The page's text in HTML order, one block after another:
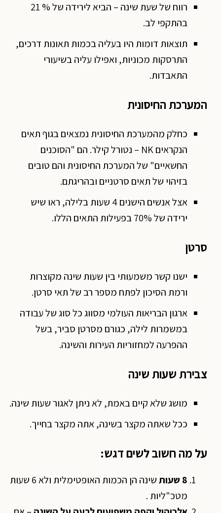
רווח של שעת שינה – הביא לירידה של % 21
בהתקפי לב.
תוצאות דומות היו בעליה בכמות תאונות דרכים,
התרסקות מכוניות, ואפילו עליה בשיעורי
התאבדות.
המערכת החיסונית
כחלק מהמערכת החיסונית נמצאים בגוף תאים
הנקראים NK – נטורל קילר. הם "הסוכנים
החשאיים" של המערכת החיסונית והם טובים
בזיהוי של תאים סרטניים ובהריגתם.
אצל אנשים הישנים 4 שעות בלילה, ראו שיש
ירידה של 70% בפעילות התאים הללו.
סרטן
ישנו קשר משמעותי בין שעות שינה מקוצרות
ורמת הסיכון לפתח מספר רב של תאי סרטן.
ארגון הבריאות העולמי מסווג כל סוג של עבודה
במשמרות לילה, כגורם מסרטן סביר, בשל
ההפרעה למחזוריות העירות והשינה.
צבירת שעות שינה
מושג שלא קיים באמת, לא ניתן לאגור שעות שינה.
ככל שאתה מקצר בשינה, אתה מקצר בחייך.
על מה חשוב לשים דגש:
8 שעות
שינה הן הכמות האופטימלית ולא 6 שעות
מטכ"ליות .